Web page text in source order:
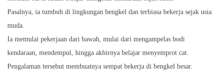
Pasalnya, ia tumbuh di lingkungan bengkel dan terbiasa bekerja sejak usia
muda.
Ia memulai pekerjaan dari bawah, mulai dari mengampelas bodi
kendaraan, mendempul, hingga akhirnya belajar menyemprot cat.
Pengalaman tersebut membuatnya sempat bekerja di bengkel besar.